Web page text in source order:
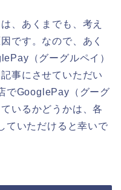
、あくまでも、考え
です。なので、あく
（グーグルペイ）
事にさせていただい
でGooglePay（グーグ
いるかどうかは、各
ていただけると幸いで